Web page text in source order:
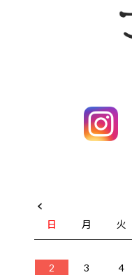
日
月 火
2
3 4